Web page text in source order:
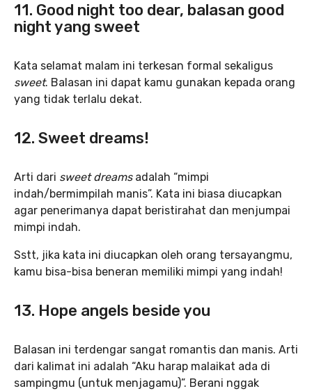
11. Good night too dear, balasan good
night yang sweet
Kata selamat malam ini terkesan formal sekaligus
sweet. Balasan ini dapat kamu gunakan kepada orang
yang tidak terlalu dekat.
12. Sweet dreams!
Arti dari sweet dreamsadalah “mimpi
indah/bermimpilah manis”. Kata ini biasa diucapkan
agar penerimanya dapat beristirahat dan menjumpai
mimpi indah.
Sstt, jika kata ini diucapkan oleh orang tersayangmu,
kamu bisa-bisa beneran memiliki mimpi yang indah!
13. Hope angels beside you
Balasan ini terdengar sangat romantis dan manis. Arti
dari kalimat ini adalah “Aku harap malaikat ada di
sampingmu (untuk menjagamu)”. Berani nggak